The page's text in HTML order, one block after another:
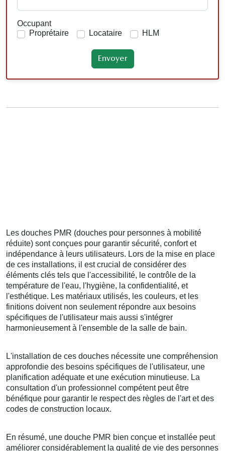
Occupant
Proprétaire
Locataire HLM
Les douches PMR (douches pour personnes à mobilité
réduite) sont conçues pour garantir sécurité, confort et
indépendance à leurs utilisateurs. Lors de la mise en place
de ces installations, il est crucial de considérer des
éléments clés tels que l'accessibilité, le contrôle de la
température de l'eau, l'hygiène, la confidentialité, et
l'esthétique. Les matériaux utilisés, les couleurs, et les
finitions doivent non seulement répondre aux besoins
spécifiques de l'utilisateur mais aussi s'intégrer
harmonieusement à l'ensemble de la salle de bain.
L'installation de ces douches nécessite une compréhension
approfondie des besoins spécifiques de l'utilisateur, une
planification adéquate et une exécution minutieuse. La
consultation d'un professionnel compétent peut être
bénéfique pour garantir le respect des règles de l'art et des
codes de construction locaux.
En résumé, une douche PMR bien conçue et installée peut
améliorer considérablement la qualité de vie des personnes